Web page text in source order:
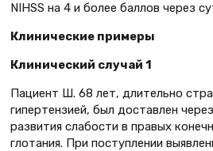
NIHSS на 4 и более баллов через
Клинические примеры
Клинический случай 1
Пациент Ш. 68 лет, длительно
гипертензией, был доставлен
развития слабости в правых
глотания. При поступлении